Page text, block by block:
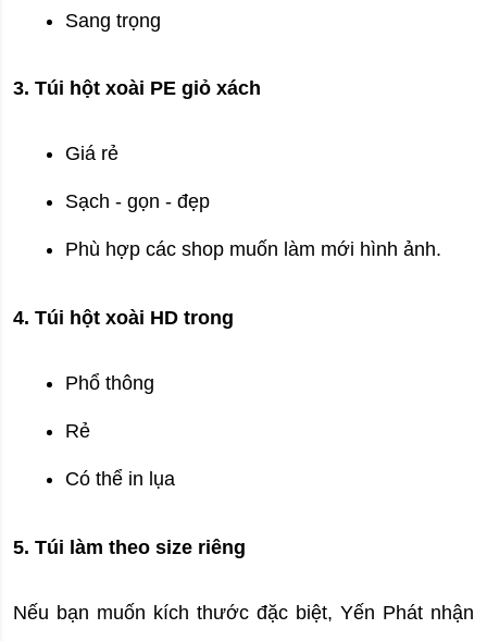
Sang trọng
3. Túi hột xoài PE giỏ xách
Giá rẻ
Sạch - gọn - đẹp
Phù hợp các shop muốn làm mới hình ảnh.
4. Túi hột xoài HD trong
Phổ thông
Rẻ
Có thể in lụa
5. Túi làm theo size riêng
Nếu bạn muốn kích thước đặc biệt, Yến Phát nhận